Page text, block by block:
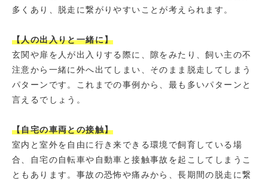
多くあり、脱走に繋がりやすいことが考えられます。
【人の出入りと一緒に】
玄関や扉を人が出入りする際に、隙をみたり、飼い主の不
注意から一緒に外へ出てしまい、そのまま脱走してしまう
パターンです。これまでの事例から、最も多いパターンと
言えるでしょう。
【自宅の車両との接触】
室内と室外を自由に行き来できる環境で飼育している場
合、自宅の自転車や自動車と接触事故を起こしてしまうこ
ともあります。事故の恐怖や痛みから、長期間の脱走に繋